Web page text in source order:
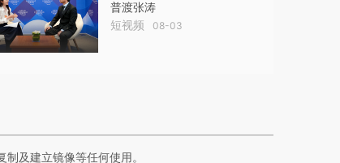
普渡张涛
短视频 08-03
及建立镜像等任何使用。